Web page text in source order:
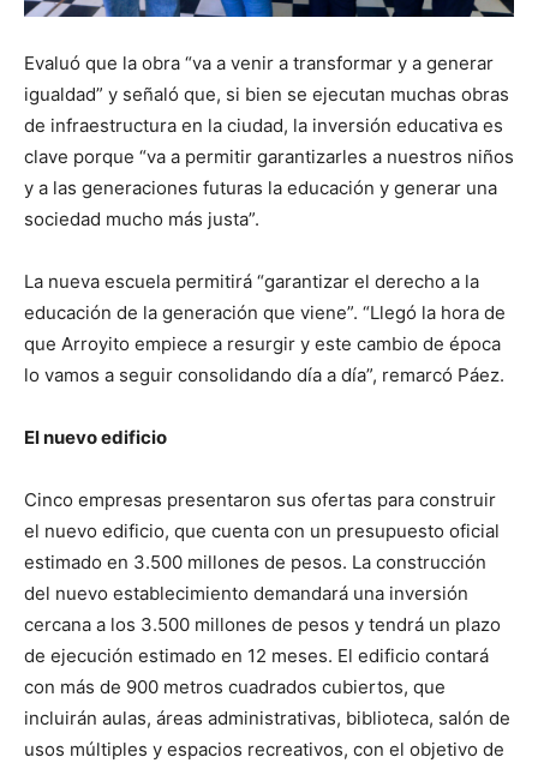
Evaluó que la obra “va a venir a transformar y a generar
igualdad” y señaló que, si bien se ejecutan muchas obras
de infraestructura en la ciudad, la inversión educativa es
clave porque “va a permitir garantizarles a nuestros niños
y a las generaciones futuras la educación y generar una
sociedad mucho más justa”.
La nueva escuela permitirá “garantizar el derecho a la
educación de la generación que viene”. “Llegó la hora de
que Arroyito empiece a resurgir y este cambio de época
lo vamos a seguir consolidando día a día”, remarcó Páez.
El nuevo edificio
Cinco empresas presentaron sus ofertas para construir
el nuevo edificio, que cuenta con un presupuesto oficial
estimado en 3.500 millones de pesos. La construcción
del nuevo establecimiento demandará una inversión
cercana a los 3.500 millones de pesos y tendrá un plazo
de ejecución estimado en 12 meses. El edificio contará
con más de 900 metros cuadrados cubiertos, que
incluirán aulas, áreas administrativas, biblioteca, salón de
usos múltiples y espacios recreativos, con el objetivo de